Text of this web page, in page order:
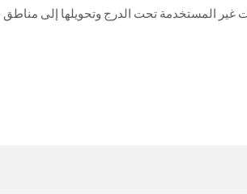
المستخدمة تحت الدرج وتحويلها إلى